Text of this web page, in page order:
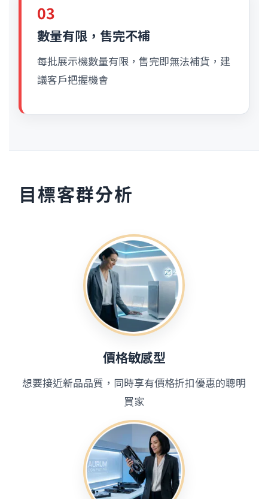
03
數量有限，售完不補
每批展示機數量有限，售完即無法補貨，建
議客戶把握機會
目標客群分析
價格敏感型
想要接近新品品質，同時享有價格折扣優惠的聰明
買家